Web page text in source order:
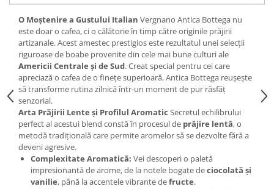
O Moștenire a Gustului Italian Vergnano Antica Bottega nu
este doar o cafea, ci o călătorie în timp către originile prăjirii
artizanale. Acest amestec prestigios este rezultatul unei selecții
riguroase de boabe provenite din cele mai bune culturi ale
Americii Centrale și de Sud. Creat special pentru cei care
apreciază o cafea de o finețe superioară, Antica Bottega reușește
să transforme rutina zilnică într-un moment de pur răsfăț
senzorial.
Arta Prăjirii Lente și Profilul Aromatic Secretul echilibrului
perfect al acestui blend constă în procesul de prăjire lentă, o
metodă tradițională care permite aromelor să se dezvolte fără a
deveni agresive.
Complexitate Aromatică: Vei descoperi o paletă
impresionantă de arome, de la notele bogate deciocolată și
vanilie, până la accentele vibrante defructe.